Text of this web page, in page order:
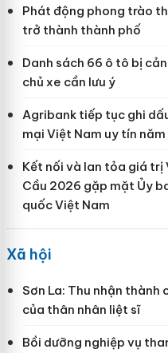
Phát động phong trào
trở thành thành phố
Danh sách 66 ô tô bị
chủ xe cần lưu ý
Agribank tiếp tục ghi
mại Việt Nam uy tín
Kết nối và lan tỏa giá trị
Cầu 2026 gặp mặt Ủy
quốc Việt Nam
Xã hội
Sơn La: Thu nhận thành
của thân nhân liệt sĩ
Bồi dưỡng nghiệp vụ